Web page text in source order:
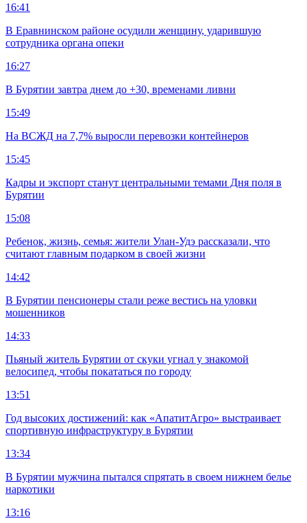
16:41
В Еравнинском районе осудили женщину, ударившую
сотрудника органа опеки
16:27
В Бурятии завтра днем до +30, временами ливни
15:49
На ВСЖД на 7,7% выросли перевозки контейнеров
15:45
Кадры и экспорт станут центральными темами Дня поля в
Бурятии
15:08
Ребенок, жизнь, семья: жители Улан-Удэ рассказали, что
считают главным подарком в своей жизни
14:42
В Бурятии пенсионеры стали реже вестись на уловки
мошенников
14:33
Пьяный житель Бурятии от скуки угнал у знакомой
велосипед, чтобы покататься по городу
13:51
Год высоких достижений: как «АпатитАгро» выстраивает
спортивную инфраструктуру в Бурятии
13:34
В Бурятии мужчина пытался спрятать в своем нижнем белье
наркотики
13:16